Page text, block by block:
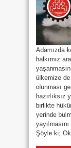
Adamızda
halkımız
ülkemize de
olunması
hazırlıksız
birlikte
yerinde
Şöyle ki;